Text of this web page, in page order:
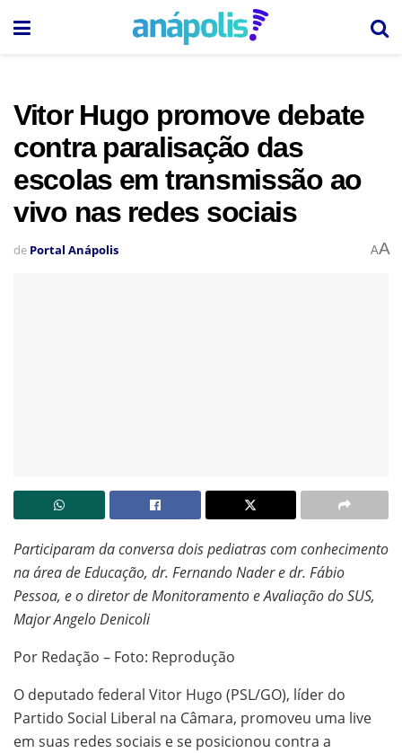
Vitor Hugo promove debate
contra paralisação das
escolas em transmissão ao
vivo nas redes sociais
de Portal Anápolis AA
Participaram da conversa dois pediatras com conhecimento
na área de Educação, dr. Fernando Nader e dr. Fábio
Pessoa, e o diretor de Monitoramento e Avaliação do SUS,
Major Angelo Denicoli
Por Redação – Foto: Reprodução
O deputado federal Vitor Hugo (PSL/GO), líder do
Partido Social Liberal na Câmara, promoveu uma live
em suas redes sociais e se posicionou contra a